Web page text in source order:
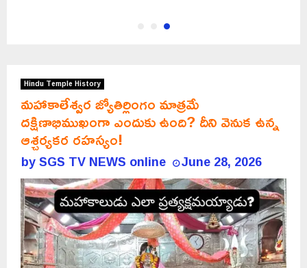
Hindu Temple History
మహాకాలేశ్వర జ్యోతిర్లింగం మాత్రమే
దక్షిణాభిముఖంగా ఎందుకు ఉంది? దీని వెనుక ఉన్న
ఆశ్చర్యకర రహస్యం!
bySGS TV NEWS online June 28, 2026